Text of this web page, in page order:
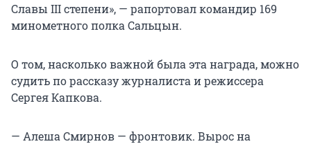
Славы III степени», — рапортовал командир 169
минометного полка Сальцын.
О том, насколько важной была эта награда, можно
судить по рассказу журналиста и режиссера
Сергея Капкова.
— Алеша Смирнов — фронтовик. Вырос на